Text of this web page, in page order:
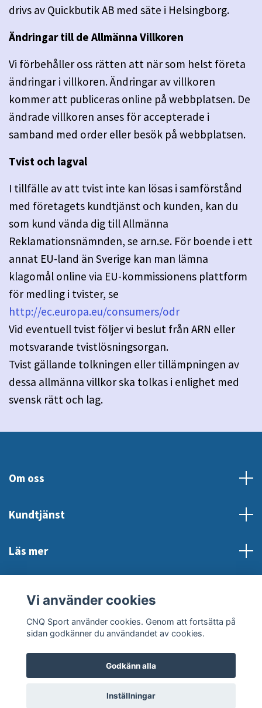
drivs av Quickbutik AB med säte i Helsingborg.
Ändringar till de Allmänna Villkoren
Vi förbehåller oss rätten att när som helst företa
ändringar i villkoren. Ändringar av villkoren
kommer att publiceras online på webbplatsen. De
ändrade villkoren anses för accepterade i
samband med order eller besök på webbplatsen.
Tvist och lagval
I tillfälle av att tvist inte kan lösas i samförstånd
med företagets kundtjänst och kunden, kan du
som kund vända dig till Allmänna
Reklamationsnämnden, se arn.se. För boende i ett
annat EU-land än Sverige kan man lämna
klagomål online via EU-kommissionens plattform
för medling i tvister, se
http://ec.europa.eu/consumers/odr
Vid eventuell tvist följer vi beslut från ARN eller
motsvarande tvistlösningsorgan.
Tvist gällande tolkningen eller tillämpningen av
dessa allmänna villkor ska tolkas i enlighet med
svensk rätt och lag.
Om oss
Kundtjänst
Läs mer
© 2026 CNQ Sport
Vi använder cookies
CNQ Sport använder cookies. Genom att fortsätta på
sidan godkänner du användandet av cookies.
Godkänn alla
Inställningar